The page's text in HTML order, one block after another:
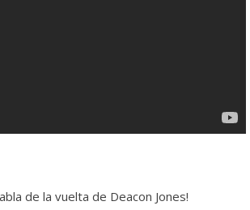
de la vuelta de Deacon Jones!